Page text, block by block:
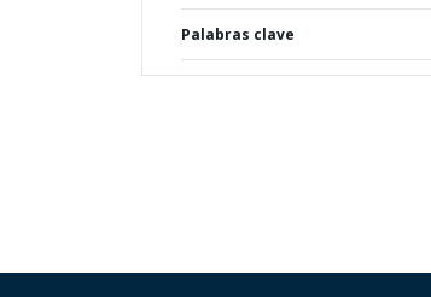
Palabras clave